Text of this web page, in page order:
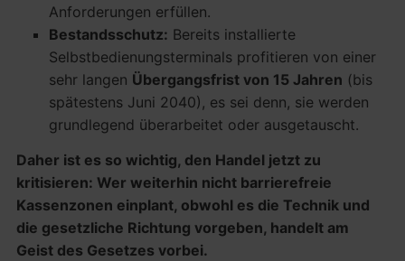
Anforderungen erfüllen.
Bestandsschutz: Bereits installierte
Selbstbedienungsterminals profitieren von einer
sehr langen Übergangsfrist von 15 Jahren (bis
spätestens Juni 2040), es sei denn, sie werden
grundlegend überarbeitet oder ausgetauscht.
Daher ist es so wichtig, den Handel jetzt zu
kritisieren: Wer weiterhin nicht barrierefreie
Kassenzonen einplant, obwohl es die Technik und
die gesetzliche Richtung vorgeben, handelt am
Geist des Gesetzes vorbei.